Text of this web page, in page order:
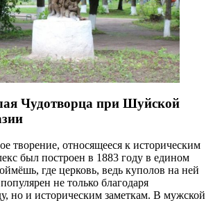
Чудотворца при Шуйской
творение, относящееся к историческим
был построен в 1883 году в едином
где церковь, ведь куполов на ней
не только благодаря
но и историческим заметкам. В мужской